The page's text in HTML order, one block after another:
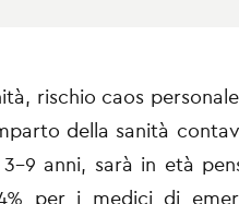
rischio caos
della sanità
9 anni, sarà in età
per i medici di